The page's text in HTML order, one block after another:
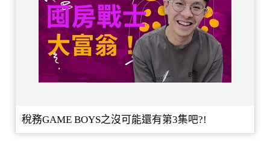
稅務GAME BOYS之沒可能還有第3集吧?!